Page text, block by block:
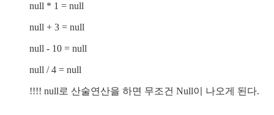
null * 1 = null
null + 3 = null
null - 10 = null
null / 4 = null
!!!! null로 산술연산을 하면 무조건 Null이 나오게 된다.